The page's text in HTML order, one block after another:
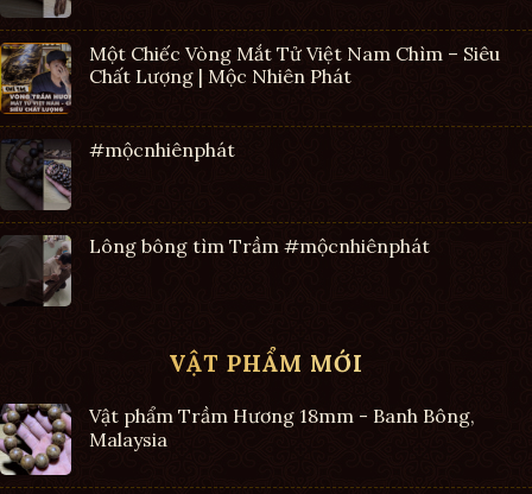
Một Chiếc Vòng Mắt Tử Việt Nam Chìm – Siêu
Chất Lượng | Mộc Nhiên Phát
#mộcnhiênphát
Lông bông tìm Trầm #mộcnhiênphát
VẬT PHẨM MỚI
Vật phẩm Trầm Hương 18mm - Banh Bông,
Malaysia